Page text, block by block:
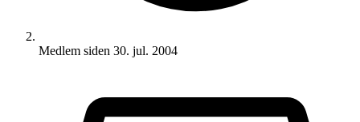
Medlem siden 30. jul. 2004